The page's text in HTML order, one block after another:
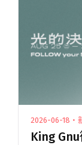
2026-06-18・
King